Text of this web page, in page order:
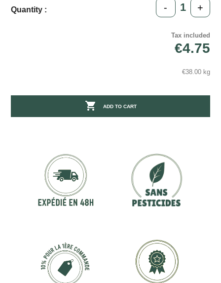
Quantity : - +
Tax included
€4.75
€38.00 kg
 ADD TO CART